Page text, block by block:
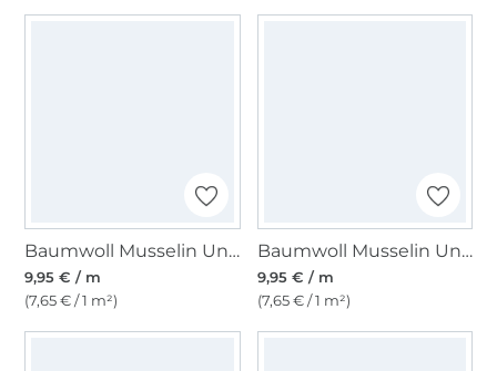
Baumwoll Musselin Uni, hellbraun
9,95 € / m
(7,65 € / 1 m²)
Baumwoll Musselin Uni, beige
9,95 € / m
(7,65 € / 1 m²)